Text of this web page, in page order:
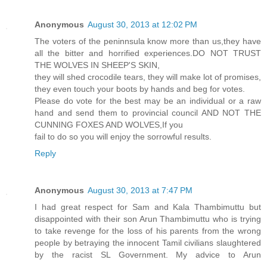
Anonymous August 30, 2013 at 12:02 PM
The voters of the peninnsula know more than us,they have
all the bitter and horrified experiences.DO NOT TRUST
THE WOLVES IN SHEEP'S SKIN,
they will shed crocodile tears, they will make lot of promises,
they even touch your boots by hands and beg for votes.
Please do vote for the best may be an individual or a raw
hand and send them to provincial council AND NOT THE
CUNNING FOXES AND WOLVES,If you
fail to do so you will enjoy the sorrowful results.
Reply
Anonymous August 30, 2013 at 7:47 PM
I had great respect for Sam and Kala Thambimuttu but
disappointed with their son Arun Thambimuttu who is trying
to take revenge for the loss of his parents from the wrong
people by betraying the innocent Tamil civilians slaughtered
by the racist SL Government. My advice to Arun